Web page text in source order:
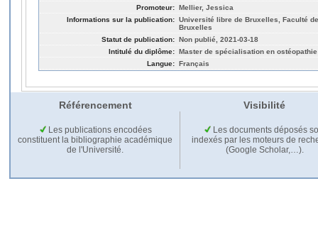
Promoteur: Mellier, Jessica
Informations sur la publication: Université libre de Bruxelles, Faculté
Bruxelles
Statut de publication: Non publié, 2021-03-18
Intitulé du diplôme: Master de spécialisation en ostéopathie
Langue: Français
Référencement Visibilité
Les publications encodées
constituent la bibliographie académique
de l'Université.
Les documents déposés
indexés par les moteurs de
(Google Scholar,…).